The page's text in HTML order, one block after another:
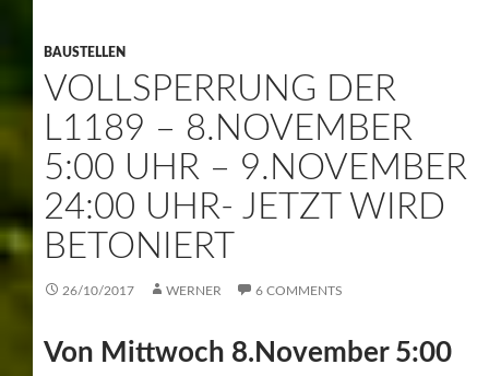
BAUSTELLEN
VOLLSPERRUNG DER
L1189 – 8.NOVEMBER
5:00 UHR – 9.NOVEMBER
24:00 UHR- JETZT WIRD
BETONIERT
26/10/2017 WERNER 6 COMMENTS
Von Mittwoch 8.November 5:00